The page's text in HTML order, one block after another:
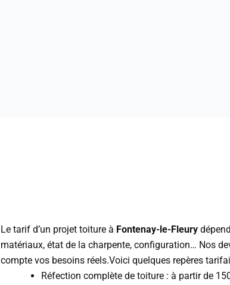
Le tarif d’un projet toiture à Fontenay-le-Fleury
matériaux, état de la charpente, configuration… Nos
compte vos besoins réels.Voici quelques repères
Réfection complète de toiture : à partir de